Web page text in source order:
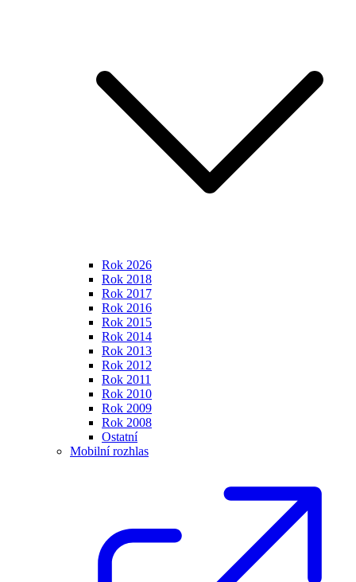
Rok 2026
Rok 2018
Rok 2017
Rok 2016
Rok 2015
Rok 2014
Rok 2013
Rok 2012
Rok 2011
Rok 2010
Rok 2009
Rok 2008
Ostatní
Mobilní rozhlas